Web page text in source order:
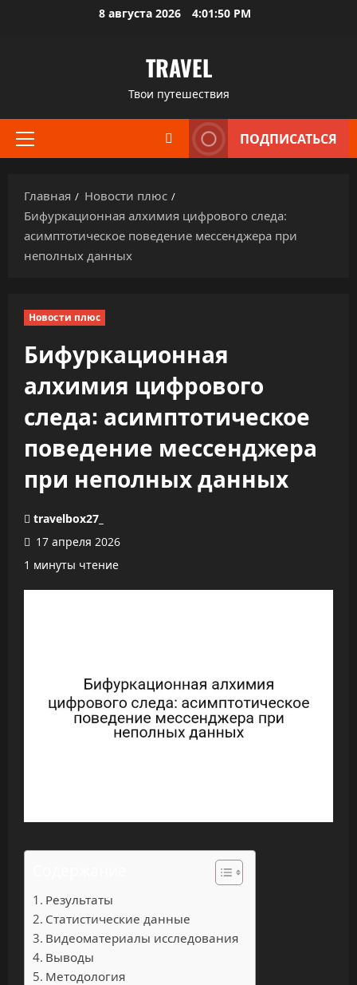
8 августа 2026 4:01:51 PM
TRAVEL
Твои путешествия
Основное
ПОДПИСАТЬСЯ
Главная
Новости плюс
Бифуркационная алхимия цифрового следа:
асимптотическое поведение мессенджера при
неполных данных
Новости плюс
Бифуркационная
алхимия цифрового
следа: асимптотическое
поведение мессенджера
при неполных данных
travelbox27_
17 апреля 2026
1 минуты чтение
Результаты
Статистические данные
Видеоматериалы исследования
Выводы
Методология